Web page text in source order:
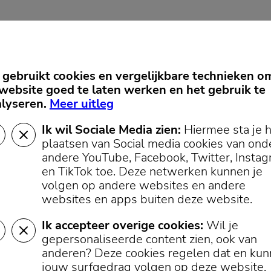
Cookievoorkeuren
gebruikt cookies en vergelijkbare technieken
goed te laten werken en het gebruik te
Meer uitleg
Ik wil Sociale Media zien: Hiermee sta je
plaatsen van Social media cookies van
andere YouTube, Facebook, Twitter,
en TikTok toe. Deze netwerken kunnen je
volgen op andere websites en andere
websites en apps buiten deze website.
Ik accepteer overige cookies: Wil je
gepersonaliseerde content zien, ook van
anderen? Deze cookies regelen dat en
jouw surfgedrag volgen op deze website.